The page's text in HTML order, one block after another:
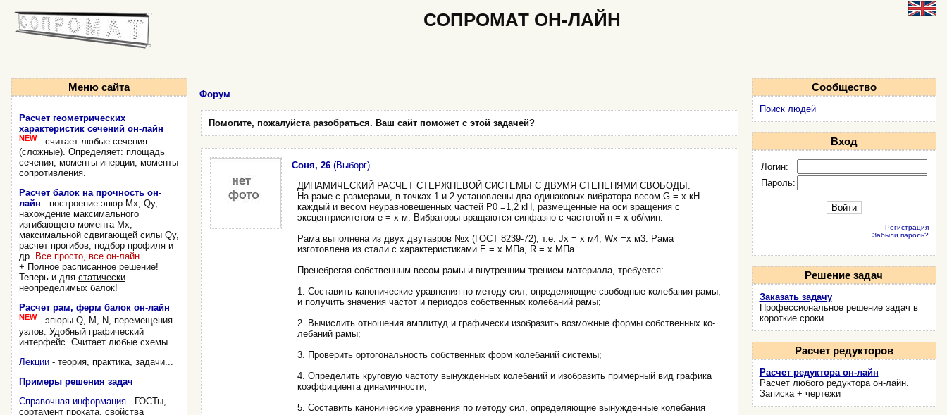
СОПРОМАТ ОН-ЛАЙН
Меню сайта
Расчет геометрических
характеристик сечений он-лайн
NEW- считает любые сечения
(сложные). Определяет: площадь
сечения, моменты инерции, моменты
сопротивления.
Расчет балок на прочность он-
лайн - построение эпюр Mx, Qy,
нахождение максимального
изгибающего момента Mx,
максимальной сдвигающей силы Qy,
расчет прогибов, подбор профиля и
др. Все просто, все он-лайн.
+ Полное расписанное решение!
Теперь и для статически
неопределимых балок!
Расчет рам, ферм балок он-лайн
NEW- эпюры Q, M, N, перемещения
узлов. Удобный графический
интерфейс. Считает любые схемы.
Лекции- теория, практика, задачи...
Примеры решения задач
Справочная информация- ГОСТы,
сортамент проката, свойства
Форум
Помогите, пожалуйста разобраться. Ваш сайт поможет с этой задачей?
Соня, 26(Выборг)
ДИНАМИЧЕСКИЙ РАСЧЕТ СТЕРЖНЕВОЙ СИСТЕМЫ С ДВУМЯ СТЕПЕНЯМИ СВОБОДЫ.
На раме с размерами, в точках 1 и 2 установлены два одинаковых вибратора весом G = х кН
каждый и весом неуравновешенных частей Р0 =1,2 кН, размещенные на оси вращения с
эксцентриситетом е = х м. Вибраторы вращаются синфазно с частотой n = х об/мин.
Рама выполнена из двух двутавров №х (ГОСТ 8239-72), т.е. Jx = х м4; Wx =х м3. Рама
изготовлена из стали с характеристиками Е = х МПа, R = х МПа.
Пренебрегая собственным весом рамы и внутренним трением мате­риала, требуется:
1. Составить канонические урав­нения по методу сил, определяющие свободные колебания рамы,
и полу­чить значения частот и периодов соб­ственных колебаний рамы;
2. Вычислить отношения ампли­туд и графически изобразить возможные формы собственных ко­
лебаний рамы;
3. Проверить ортогональность собственных форм колебаний си­стемы;
4. Определить круговую частоту вынужденных колебаний и изо­бразить примерный вид графика
коэффициента динамичности;
5. Составить канонические уравнения по методу сил, определя­ющие вынужденные колебания
Сообщество
Поиск людей
Вход
Логин:
Пароль:
Регистрация
Забыли пароль?
Решение задач
Заказать задачу
Профессиональное решение задач в
короткие сроки.
Расчет редукторов
Расчет редуктора он-лайн
Расчет любого редуктора он-лайн.
Записка + чертежи